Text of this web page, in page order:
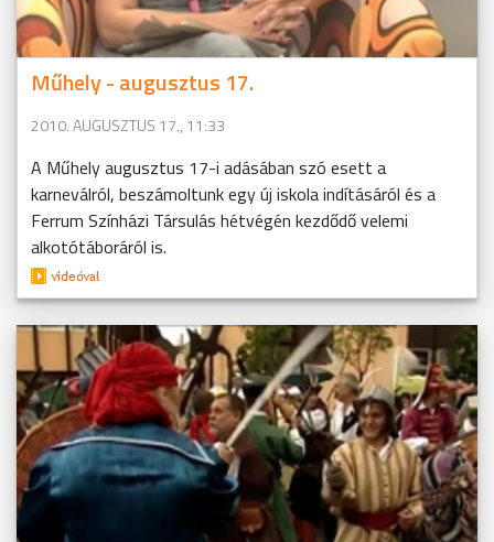
Műhely - augusztus 17.
2010. AUGUSZTUS 17., 11:33
A Műhely augusztus 17-i adásában szó esett a
karneválról, beszámoltunk egy új iskola indításáról és a
Ferrum Színházi Társulás hétvégén kezdődő velemi
alkotótáboráról is.